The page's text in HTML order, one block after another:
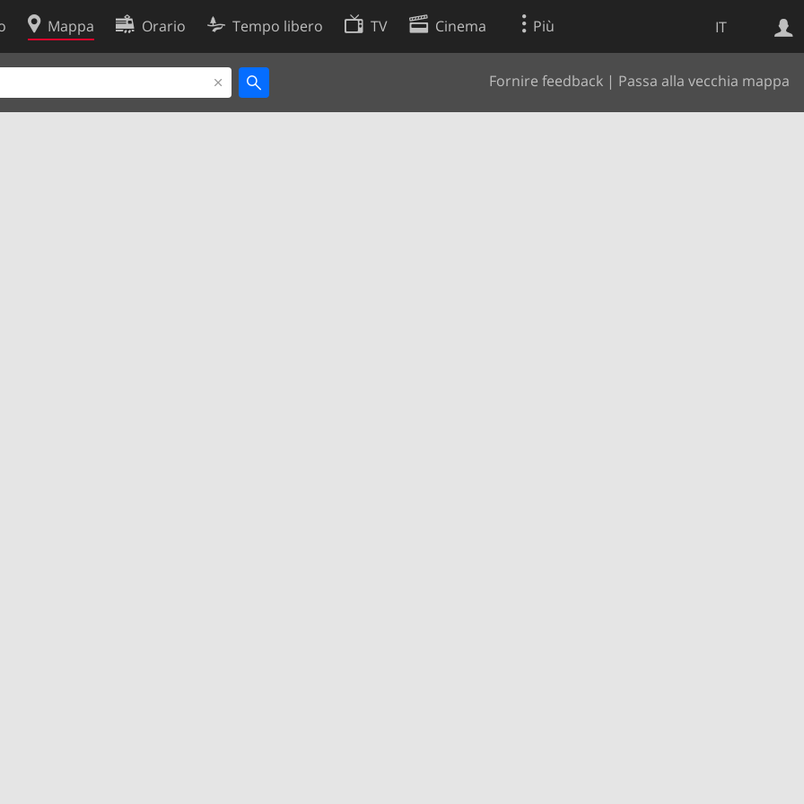
IT
Mappa Orario Tempo libero TV Cinema Più
Fornire feedback | Passa alla vecchia mappa
Ricerca Web
Politica sui cookie
Preferenze cookie